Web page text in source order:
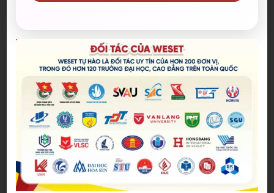
Bài viết mới nhất
Spider-Man: Brand New Day – Bộ
phim được kỳ vọng đưa MCU trở
lại thời kỳ đỉnh cao